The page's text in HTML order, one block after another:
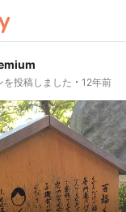
を投稿しました 12年前